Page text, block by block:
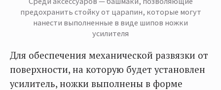
предохранить стойку от царапин, которые могут
нанести выполненные в виде шипов ножки
усилителя
Для обеспечения механической развязки от
поверхности, на которую будет установлен
усилитель, ножки выполнены в форме